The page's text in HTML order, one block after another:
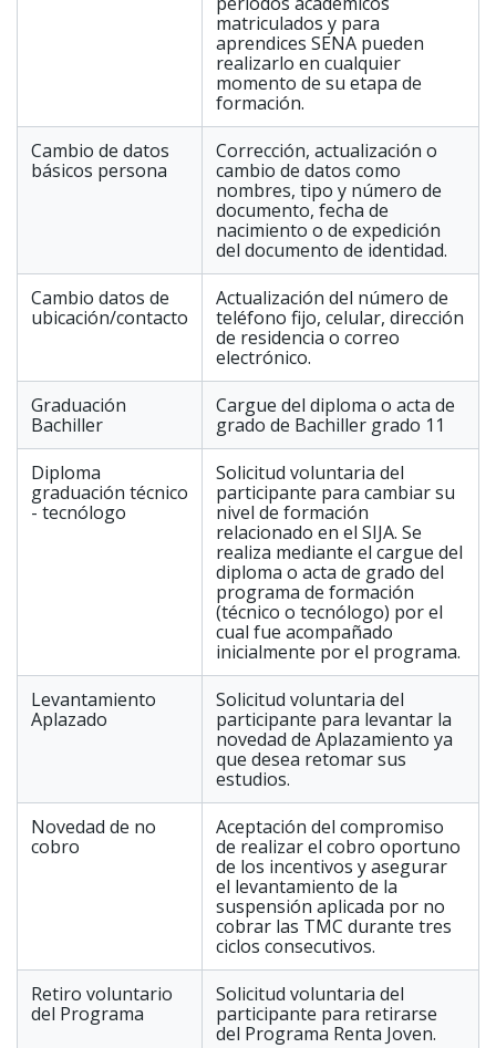
matriculados y para
aprendices SENA pueden
realizarlo en cualquier
momento de su etapa de
formación.
Cambio de datos
básicos persona
Corrección, actualización o
cambio de datos como
nombres, tipo y número de
documento, fecha de
nacimiento o de expedición
del documento de identidad.
Cambio datos de
ubicación/contacto
Actualización del número de
teléfono fijo, celular, dirección
de residencia o correo
electrónico.
Graduación
Bachiller
Cargue del diploma o acta de
grado de Bachiller grado 11
Diploma
graduación técnico
- tecnólogo
Solicitud voluntaria del
participante para cambiar su
nivel de formación
relacionado en el SIJA. Se
realiza mediante el cargue del
diploma o acta de grado del
programa de formación
(técnico o tecnólogo) por el
cual fue acompañado
inicialmente por el programa.
Levantamiento
Aplazado
Solicitud voluntaria del
participante para levantar la
novedad de Aplazamiento ya
que desea retomar sus
estudios.
Novedad de no
cobro
Aceptación del compromiso
de realizar el cobro oportuno
de los incentivos y asegurar
el levantamiento de la
suspensión aplicada por no
cobrar las TMC durante tres
ciclos consecutivos.
Retiro voluntario
del Programa
Solicitud voluntaria del
participante para retirarse
del Programa Renta Joven.